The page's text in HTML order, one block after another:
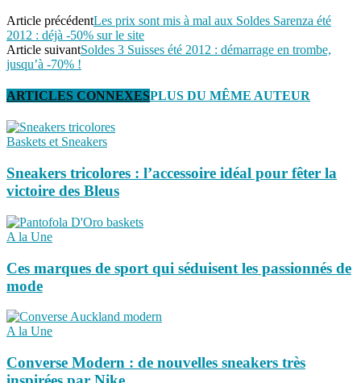
Article précédentLes prix sont mis à mal aux Soldes Sarenza été
2012 : déjà -50% sur le site
Article suivantSoldes 3 Suisses été 2012 : démarrage en trombe,
jusqu’à -70% !
ARTICLES CONNEXESPLUS DU MÊME AUTEUR
Baskets et Sneakers
Sneakers tricolores : l’accessoire idéal pour fêter la
victoire des Bleus
A la Une
Ces marques de sport qui séduisent les passionnés de
mode
A la Une
Converse Modern : de nouvelles sneakers très